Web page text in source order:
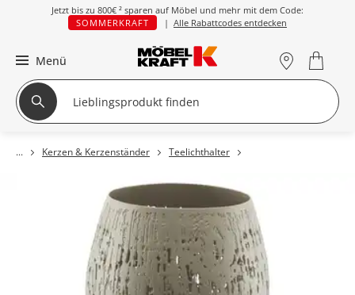
Jetzt bis zu 800€ ² sparen auf Möbel und mehr mit dem Code:
SOMMERKRAFT
| Alle Rabattcodes entdecken
Menü
Kerzen & Kerzenständer Teelichthalter